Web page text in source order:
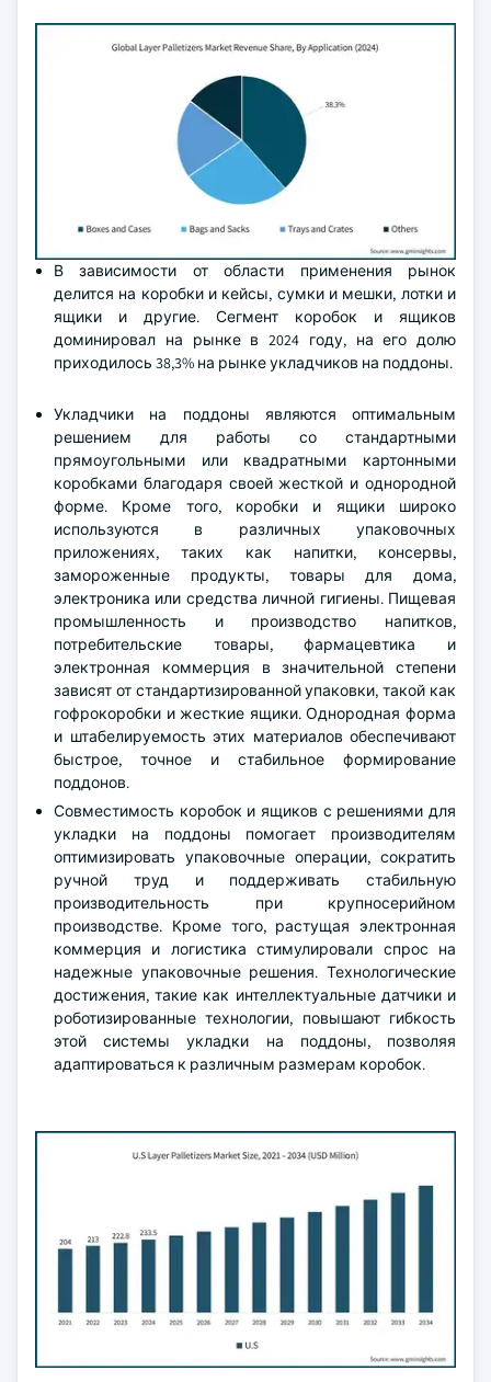
В зависимости от области применения рынок
делится на коробки и кейсы, сумки и мешки, лотки и
ящики и другие. Сегмент коробок и ящиков
доминировал на рынке в 2024 году, на его долю
приходилось 38,3% на рынке укладчиков на поддоны.
Укладчики на поддоны являются оптимальным
решением для работы со стандартными
прямоугольными или квадратными картонными
коробками благодаря своей жесткой и однородной
форме. Кроме того, коробки и ящики широко
используются в различных упаковочных
приложениях, таких как напитки, консервы,
замороженные продукты, товары для дома,
электроника или средства личной гигиены. Пищевая
промышленность и производство напитков,
потребительские товары, фармацевтика и
электронная коммерция в значительной степени
зависят от стандартизированной упаковки, такой как
гофрокоробки и жесткие ящики. Однородная форма
и штабелируемость этих материалов обеспечивают
быстрое, точное и стабильное формирование
поддонов.
Совместимость коробок и ящиков с решениями для
укладки на поддоны помогает производителям
оптимизировать упаковочные операции, сократить
ручной труд и поддерживать стабильную
производительность при крупносерийном
производстве. Кроме того, растущая электронная
коммерция и логистика стимулировали спрос на
надежные упаковочные решения. Технологические
достижения, такие как интеллектуальные датчики и
роботизированные технологии, повышают гибкость
этой системы укладки на поддоны, позволяя
адаптироваться к различным размерам коробок.